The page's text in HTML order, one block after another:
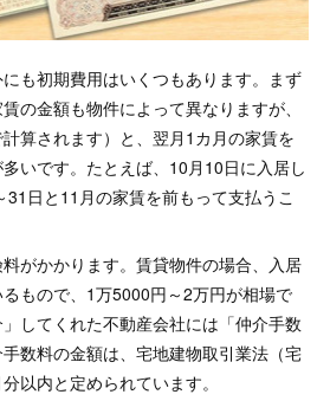
も初期費用はいくつもあります。まず
の金額も物件によって異なりますが、
算されます）と、翌月1カ月の家賃を
いです。たとえば、10月10日に入居し
日と11月の家賃を前もって支払うこ
がかかります。賃貸物件の場合、入居
もので、1万5000円～2万円が相場で
してくれた不動産会社には「仲介手数
数料の金額は、宅地建物取引業法（宅
以内と定められています。